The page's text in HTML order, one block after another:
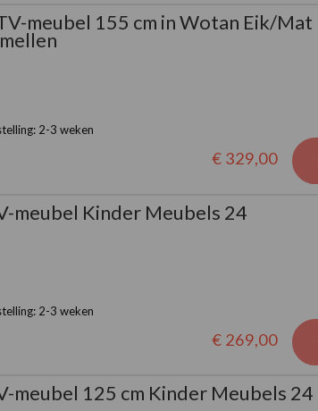
meubel 155 cm in Wotan Eik/Mat
2-3 weken
€ 329,00
meubel Kinder Meubels 24
2-3 weken
€ 269,00
meubel 125 cm Kinder Meubels 24